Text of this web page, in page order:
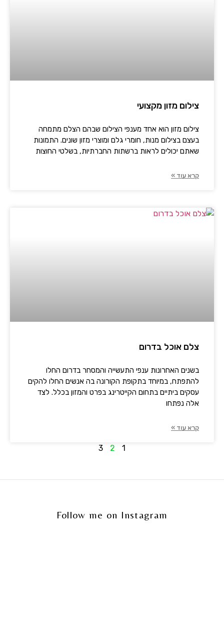
צילום מזון מקצועי
צילום מזון הוא אחד מענפי הצילום שבהם הצלם מתמחה
בעצם בצילום מנות, חומרי גלם ומוצרי מזון שונים. התמונות
שאתם יכולים לראות ברשתות החברתיות, בשלטי החוצות
קרא עוד »
צלם אוכל בדרום
בשנים האחרונות ענפי התעשייה והמסחר בדרום החלו
להתפתח, במיוחד בתקופת הקורונה בה אנשים החלו להקים
עסקים ביתיים בתחום הקייטרינג בפרט והמזון בכלל. לצד
אלה נפתחו
קרא עוד »
1
2
3
Follow me on Instagram